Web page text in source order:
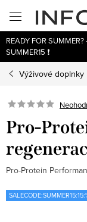
obsah
READY FOR
SUMMER15 ❗
Výživové doplnky
Pro-
Pro-Protein